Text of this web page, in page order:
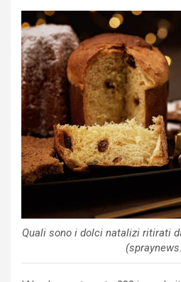
Quali sono i dolci natalizi ritirati